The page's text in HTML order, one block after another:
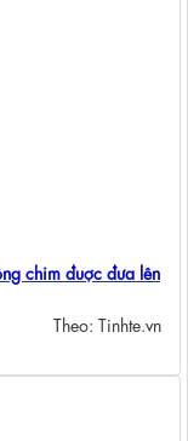
chim đuợc đưa lên
Theo: Tinhte.vn